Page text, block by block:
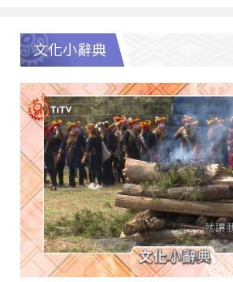
文化小辭典